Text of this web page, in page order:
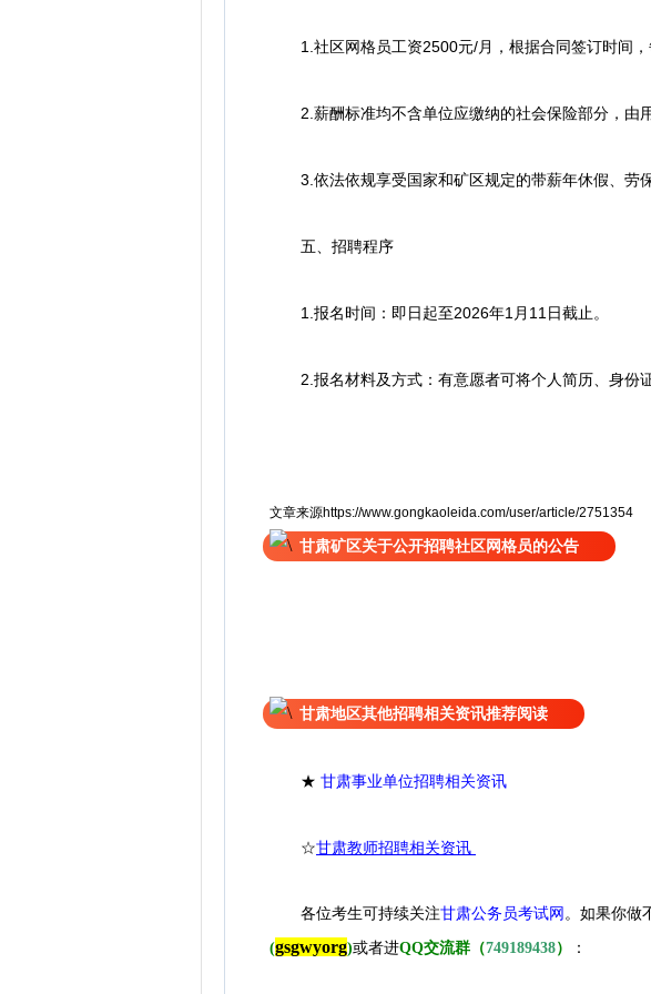
1.社区网格员工资2500元/月，根据合同签订时间，
2.薪酬标准均不含单位应缴纳的社会保险部分，由
3.依法依规享受国家和矿区规定的带薪年休假、劳保
五、招聘程序
1.报名时间：即日起至2026年1月11日截止。
2.报名材料及方式：有意愿者可将个人简历、身份证
文章来源https://www.gongkaoleida.com/user/article/2751354
甘肃矿区关于公开招聘社区网格员的公告
甘肃地区其他招聘相关资讯推荐阅读
★ 甘肃事业单位招聘相关资讯
☆甘肃教师招聘相关资讯
各位考生可持续关注甘肃公务员考试网 。 如果你做
(gsgwyorg)或者进QQ交流群（749189438） ：